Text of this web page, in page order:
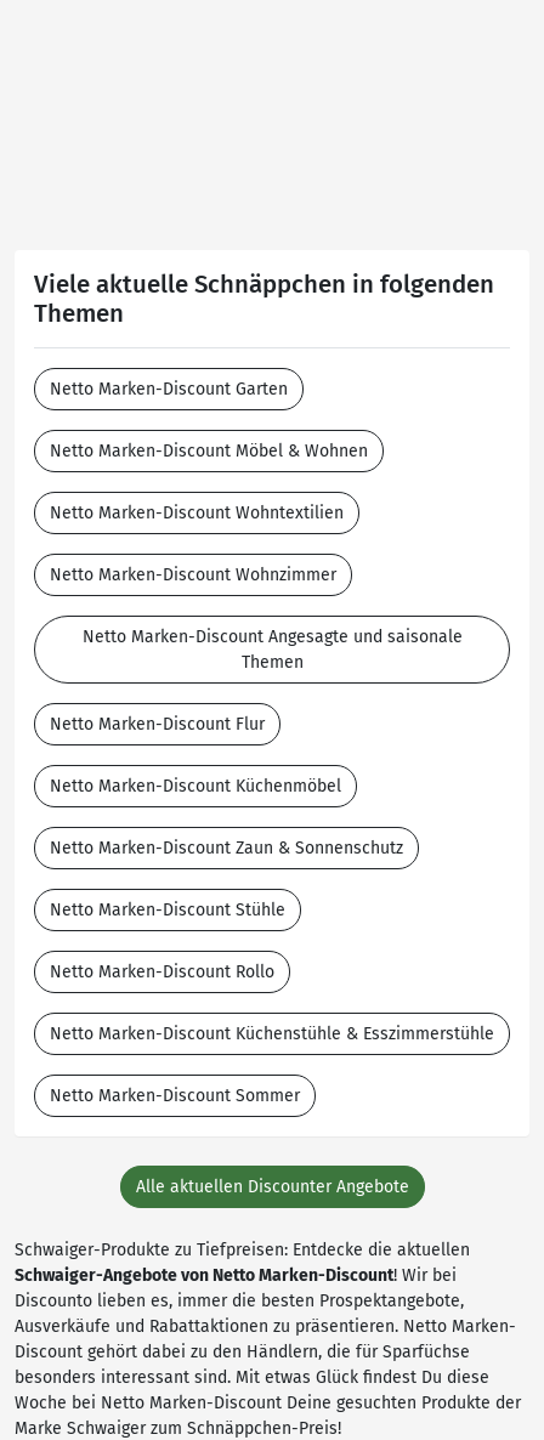
Viele aktuelle Schnäppchen in folgenden
Themen
Netto Marken-Discount Garten
Netto Marken-Discount Möbel & Wohnen
Netto Marken-Discount Wohntextilien
Netto Marken-Discount Wohnzimmer
Netto Marken-Discount Angesagte und saisonale
Themen
Netto Marken-Discount Flur
Netto Marken-Discount Küchenmöbel
Netto Marken-Discount Zaun & Sonnenschutz
Netto Marken-Discount Stühle
Netto Marken-Discount Rollo
Netto Marken-Discount Küchenstühle & Esszimmerstühle
Netto Marken-Discount Sommer
Alle aktuellen Discounter Angebote
Schwaiger-Produkte zu Tiefpreisen: Entdecke die aktuellen
Schwaiger-Angebote von Netto Marken-Discount! Wir bei
Discounto lieben es, immer die besten Prospektangebote,
Ausverkäufe und Rabattaktionen zu präsentieren. Netto Marken-
Discount gehört dabei zu den Händlern, die für Sparfüchse
besonders interessant sind. Mit etwas Glück findest Du diese
Woche bei Netto Marken-Discount Deine gesuchten Produkte der
Marke Schwaiger zum Schnäppchen-Preis!